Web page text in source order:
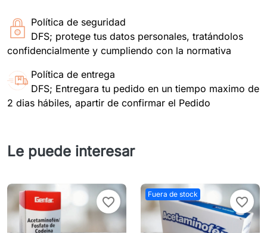
Política de seguridad
DFS; protege tus datos personales, tratándolos
confidencialmente y cumpliendo con la normativa
Política de entrega
DFS; Entregara tu pedido en un tiempo maximo de
2 dias hábiles, apartir de confirmar el Pedido
Le puede interesar
favorite_border
Fuera de stock
favorite_border